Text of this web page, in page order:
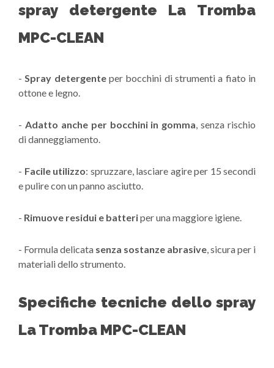
spray detergente La Tromba
MPC-CLEAN
-Spray detergenteper bocchini di strumenti a fiato in
ottone e legno.
- Adatto anche per bocchini in gomma, senza rischio
di danneggiamento.
- Facile utilizzo: spruzzare, lasciare agire per 15 secondi
e pulire con un panno asciutto.
- Rimuove residui e batteriper una maggiore igiene.
- Formula delicata senza sostanze abrasive, sicura per i
materiali dello strumento.
Specifiche tecniche dello spray
La Tromba MPC-CLEAN